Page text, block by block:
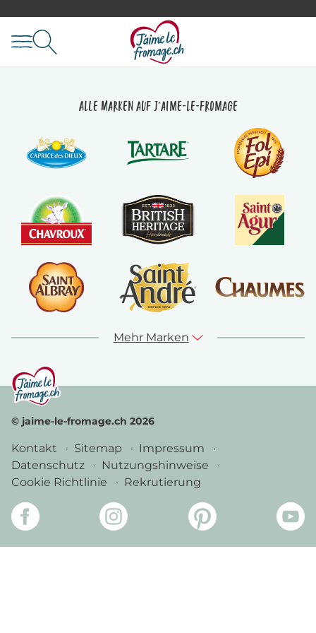
Alle Marken auf J'aime-le-fromage
Mehr Marken
© jaime-le-fromage.ch 2026
Kontakt Sitemap
Impressum
Datenschutz
Nutzungshinweise
Cookie Richtlinie
Rekrutierung